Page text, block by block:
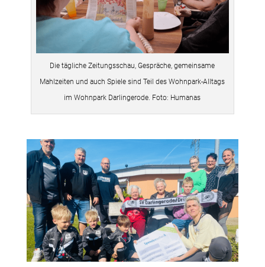
Die tägliche Zeitungsschau, Gespräche, gemeinsame
Mahlzeiten und auch Spiele sind Teil des Wohnpark-Alltags
im Wohnpark Darlingerode. Foto: Humanas